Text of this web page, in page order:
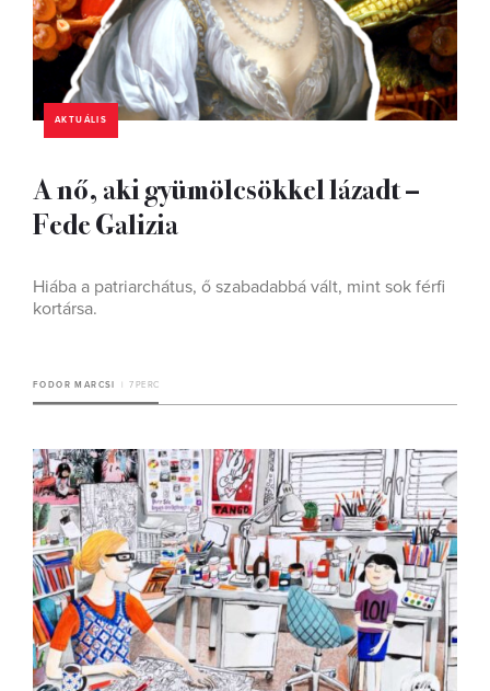
AKTUÁLIS
A nő, aki gyümölcsökkel lázadt –
Fede Galizia
Hiába a patriarchátus, ő szabadabbá vált, mint sok férfi
kortársa.
FODOR MARCSI 7 PERC